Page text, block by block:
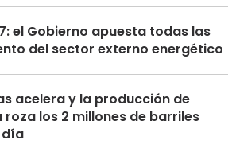
el Gobierno apuesta todas las
del sector externo energético
acelera y la producción de
los 2 millones de barriles
día